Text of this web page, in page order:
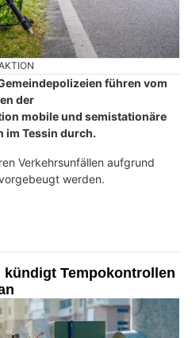
führen vom
der
mobile und semistationäre
Tessin durch.
Verkehrsunfällen aufgrund
werden.
kündigt Tempokontrollen